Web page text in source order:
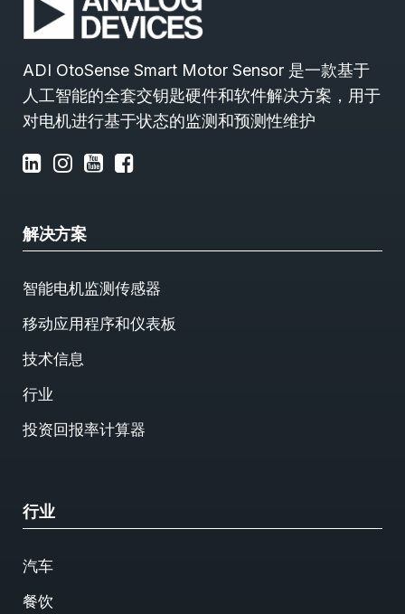
ADI OtoSense Smart Motor Sensor 是一款基于
人工智能的全套交钥匙硬件和软件解决方案，用于
对电机进行基于状态的监测和预测性维护
解决方案
智能电机监测传感器
移动应用程序和仪表板
技术信息
行业
投资回报率计算器
行业
汽车
餐饮